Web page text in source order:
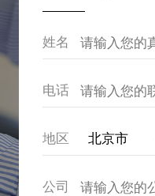
姓名
电话
地区
公司